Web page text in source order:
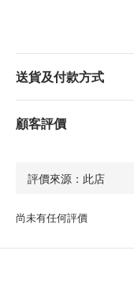
送貨及付款方式
顧客評價
尚未有任何評價